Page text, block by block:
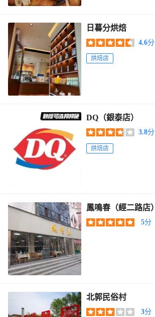
日暮分烘焙
4.6分
烘焙店
DQ（銀泰店）
3.8分
烘焙店
鳳鳴春（經二路店）
5分
北郭民俗村
3分